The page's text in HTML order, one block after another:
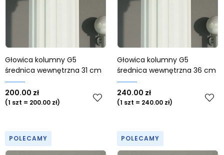
Głowica kolumny G5
średnica wewnętrzna 31 cm
200.00 zł
(1 szt = 200.00 zł)
Głowica kolumny G5
średnica wewnętrzna 36 cm
240.00 zł
(1 szt = 240.00 zł)
POLECAMY POLECAMY